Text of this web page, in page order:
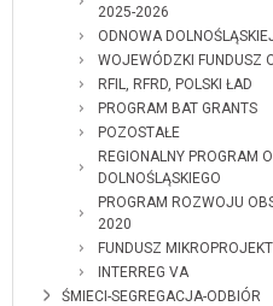
2025-2026
ODNOWA
WOJEWÓDZKI FUNDUSZ
RFIL, RFRD, POLSKI ŁAD
PROGRAM BAT GRANTS
POZOSTAŁE
REGIONALNY PROGRAM
DOLNOŚLĄSKIEGO
PROGRAM ROZWOJU
2020
FUNDUSZ
INTERREG VA
ŚMIECI-SEGREGACJA-ODBIÓR